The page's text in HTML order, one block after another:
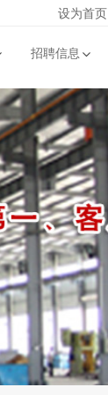
设为首页
招聘信息